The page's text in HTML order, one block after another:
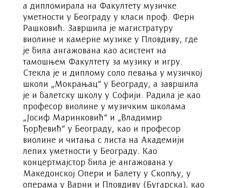
а дипломирала на Факултету музичке
уметности у Београду у класи проф. Ферн
Рашковић. Завршила је магистратуру
виолине и камерне музике у Пловдиву, где
је била ангажована као асистент на
тамошњем Факултету за музику и игру.
Стекла је и диплому соло певања у музичкој
школи „Мокрањац“ у Београду, а завршила
је и балетску школу у Софији. Радила је као
професор виолине у музичким школама
„Јосиф Маринковић“ и „Владимир
Ђорђевић“ у Београду, као и професор
виолине и читања с листа на Академији
лепих уметности у Београду. Као
концертмајстор била је ангажована у
Македонској Опери и Балету у Скопљу, у
операма у Варни и Пловдиву (Бугарска), као